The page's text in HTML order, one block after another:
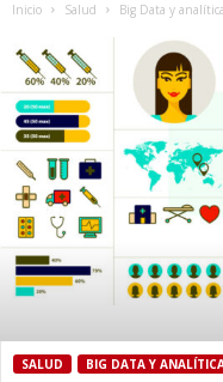
Inicio Salud Big Data y analítica
SALUD BIG DATA Y